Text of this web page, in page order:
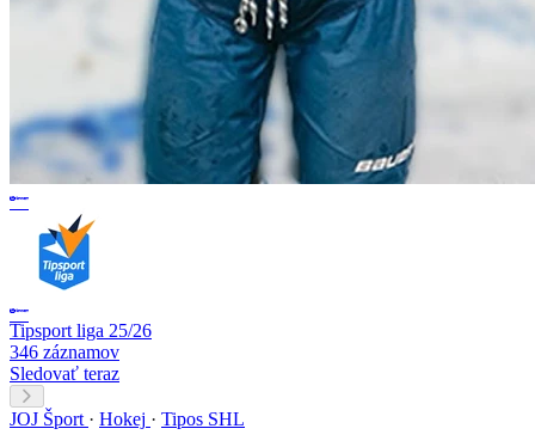
Tipsport liga 25/26
346 záznamov
Sledovať teraz
JOJ Šport · Hokej · Tipos SHL